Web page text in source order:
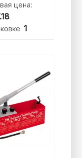
цена:
1